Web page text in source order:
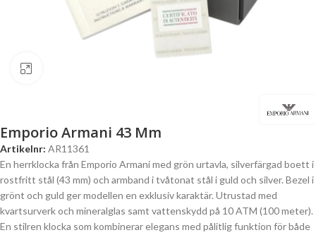
Emporio Armani 43 Mm
Artikelnr: AR11361
En herrklocka från Emporio Armani med grön urtavla, silverfärgad boett i
rostfritt stål (43 mm) och armband i tvåtonat stål i guld och silver. Bezel i
grönt och guld ger modellen en exklusiv karaktär. Utrustad med
kvartsurverk och mineralglas samt vattenskydd på 10 ATM (100 meter).
En stilren klocka som kombinerar elegans med pålitlig funktion för både